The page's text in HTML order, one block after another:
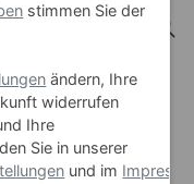
stimmen Sie der
ändern, Ihre
widerrufen
Ihre
Sie in unserer
und im